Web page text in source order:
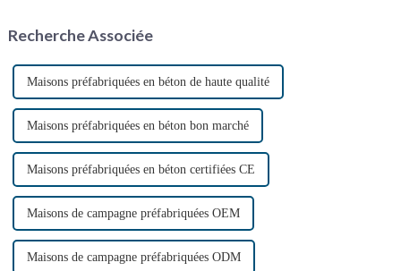
conteneurs maritimes
Recherche Associée
Maisons préfabriquées en béton de haute qualité
Maisons préfabriquées en béton bon marché
Maisons préfabriquées en béton certifiées CE
Maisons de campagne préfabriquées OEM
Maisons de campagne préfabriquées ODM